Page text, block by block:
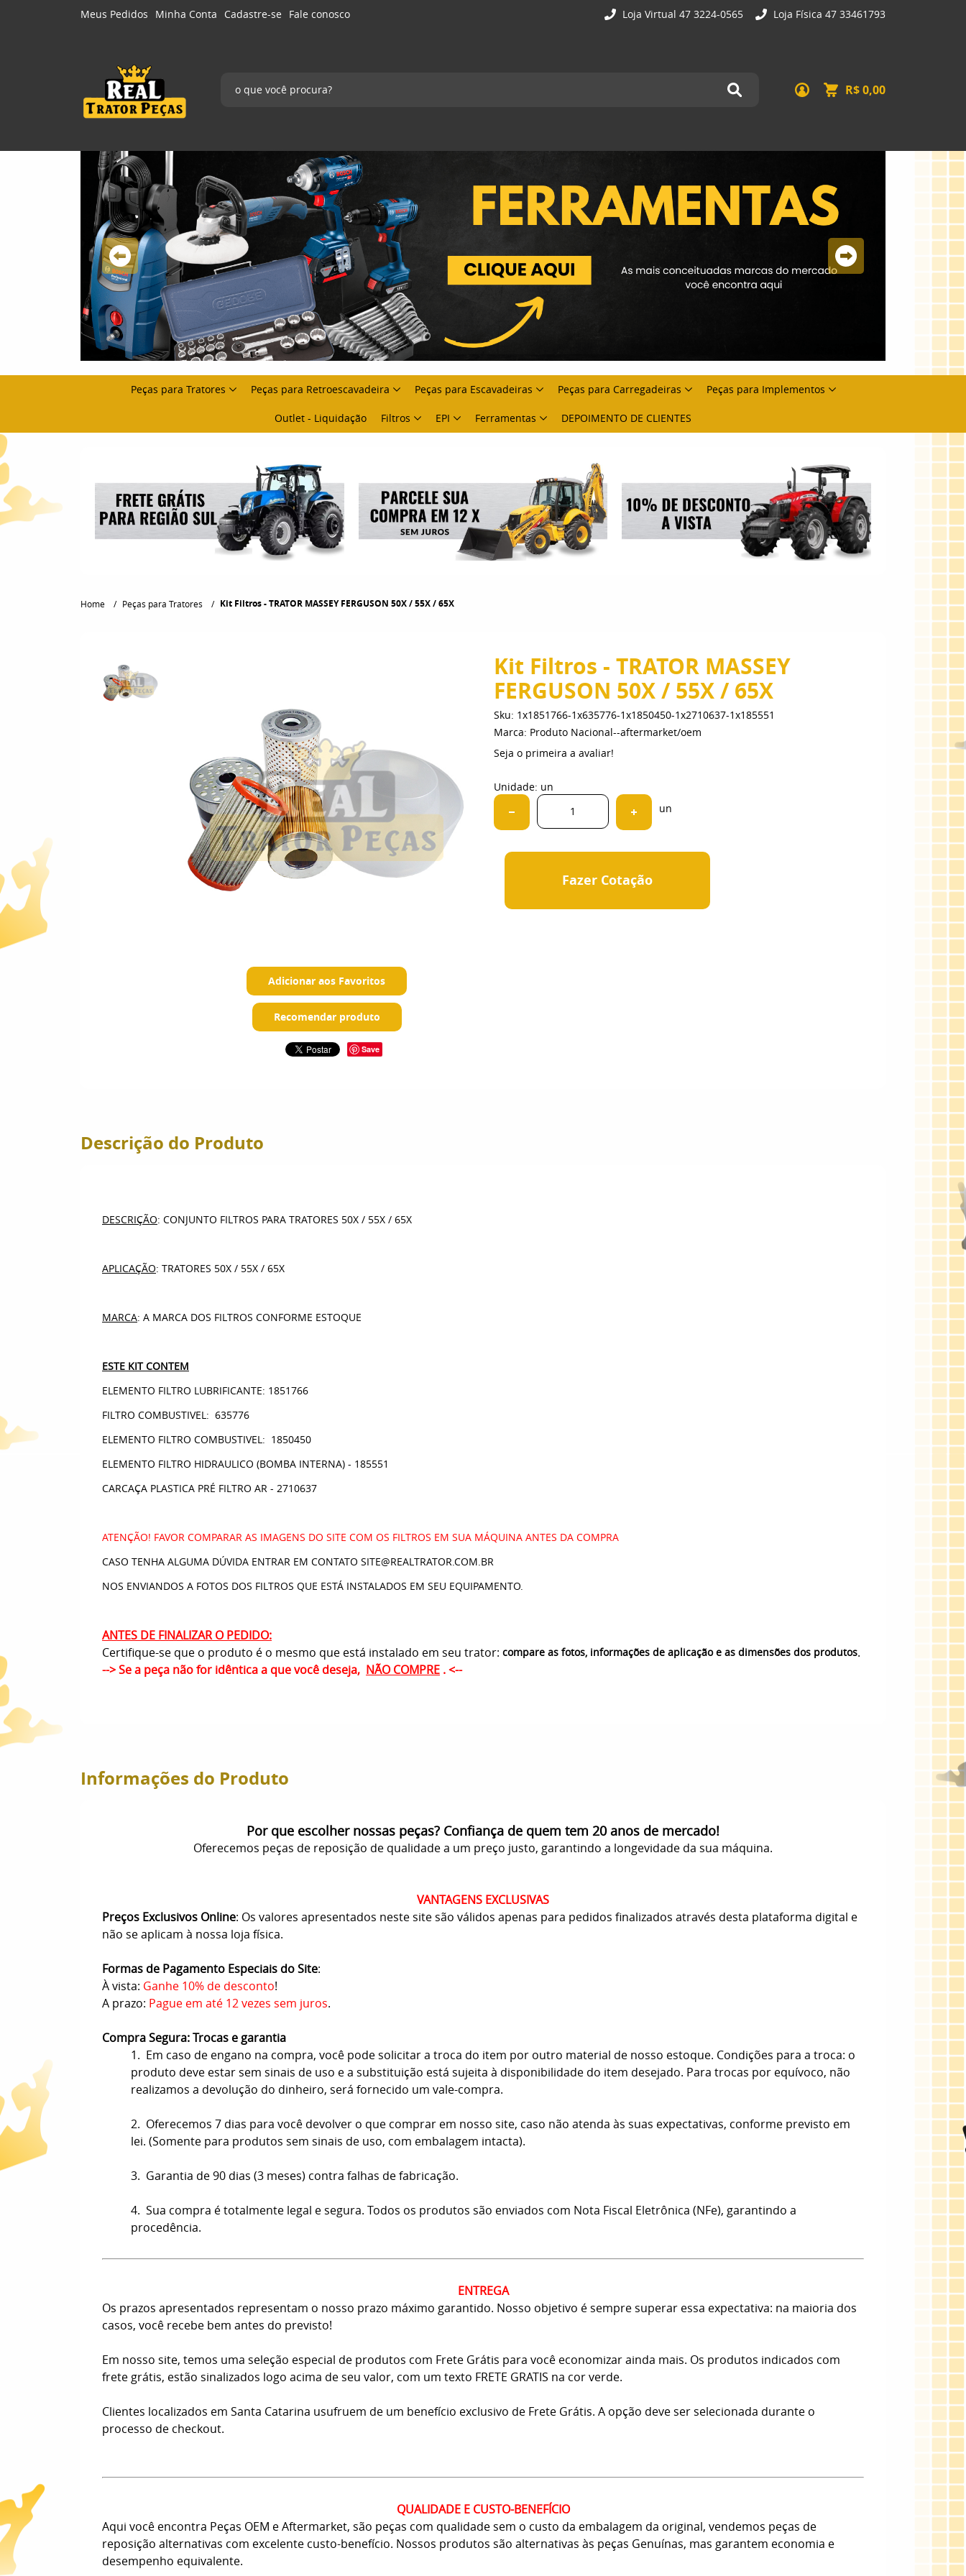
Meus Pedidos Minha Conta Cadastre-se Fale conosco Loja Virtual 47 3224-0565 Loja Física 47 33461793
R$ 0,00
Peças para Tratores Peças para Retroescavadeira Peças para Escavadeiras Peças para Carregadeiras Peças para Implementos
Outlet - Liquidação Filtros EPI Ferramentas DEPOIMENTO DE CLIENTES
Home Peças para Tratores Kit Filtros - TRATOR MASSEY FERGUSON 50X / 55X / 65X
Adicionar aos Favoritos
Recomendar produto
Save
Kit Filtros - TRATOR MASSEY
FERGUSON 50X / 55X / 65X
Sku: 1x1851766-1x635776-1x1850450-1x2710637-1x185551
Marca: Produto Nacional--aftermarket/oem
Seja o primeira a avaliar!
Unidade: un
un
Fazer Cotação
Descrição do Produto
DESCRIÇÃO: CONJUNTO FILTROS PARA TRATORES 50X / 55X / 65X
APLICAÇÃO: TRATORES 50X / 55X / 65X
MARCA: A MARCA DOS FILTROS CONFORME ESTOQUE
ESTE KIT CONTEM
ELEMENTO FILTRO LUBRIFICANTE: 1851766
FILTRO COMBUSTIVEL: 635776
ELEMENTO FILTRO COMBUSTIVEL: 1850450
ELEMENTO FILTRO HIDRAULICO (BOMBA INTERNA) - 185551
CARCAÇA PLASTICA PRÉ FILTRO AR - 2710637
ATENÇÃO! FAVOR COMPARAR AS IMAGENS DO SITE COM OS FILTROS EM SUA MÁQUINA ANTES DA COMPRA
CASO TENHA ALGUMA DÚVIDA ENTRAR EM CONTATO SITE@REALTRATOR.COM.BR
NOS ENVIANDOS A FOTOS DOS FILTROS QUE ESTÁ INSTALADOS EM SEU EQUIPAMENTO.
ANTES DE FINALIZAR O PEDIDO:
Certifique-se que o produto é o mesmo que está instalado em seu trator: compare as fotos, informações de aplicação e as dimensões dos produtos.
--> Se a peça não for idêntica a que você deseja, NÃO COMPRE . <--
Informações do Produto
Por que escolher nossas peças? Confiança de quem tem 20 anos de mercado!
Oferecemos peças de reposição de qualidade a um preço justo, garantindo a longevidade da sua máquina.
VANTAGENS EXCLUSIVAS
Preços Exclusivos Online: Os valores apresentados neste site são válidos apenas para pedidos finalizados através desta plataforma digital e
não se aplicam à nossa loja física.
Formas de Pagamento Especiais do Site:
À vista: Ganhe 10% de desconto!
A prazo: Pague em até 12 vezes sem juros.
Compra Segura: Trocas e garantia
1. Em caso de engano na compra, você pode solicitar a troca do item por outro material de nosso estoque. Condições para a troca: o
produto deve estar sem sinais de uso e a substituição está sujeita à disponibilidade do item desejado. Para trocas por equívoco, não
realizamos a devolução do dinheiro, será fornecido um vale-compra.
2. Oferecemos 7 dias para você devolver o que comprar em nosso site, caso não atenda às suas expectativas, conforme previsto em
lei. (Somente para produtos sem sinais de uso, com embalagem intacta).
3. Garantia de 90 dias (3 meses) contra falhas de fabricação.
4. Sua compra é totalmente legal e segura. Todos os produtos são enviados com Nota Fiscal Eletrônica (NFe), garantindo a
procedência.
ENTREGA
Os prazos apresentados representam o nosso prazo máximo garantido. Nosso objetivo é sempre superar essa expectativa: na maioria dos
casos, você recebe bem antes do previsto!
Em nosso site, temos uma seleção especial de produtos com Frete Grátis para você economizar ainda mais. Os produtos indicados com
frete grátis, estão sinalizados logo acima de seu valor, com um texto FRETE GRATIS na cor verde.
Clientes localizados em Santa Catarina usufruem de um benefício exclusivo de Frete Grátis. A opção deve ser selecionada durante o
processo de checkout.
QUALIDADE E CUSTO-BENEFÍCIO
Aqui você encontra Peças OEM e Aftermarket, são peças com qualidade sem o custo da embalagem da original, vendemos peças de
reposição alternativas com excelente custo-benefício. Nossos produtos são alternativas às peças Genuínas, mas garantem economia e
desempenho equivalente.